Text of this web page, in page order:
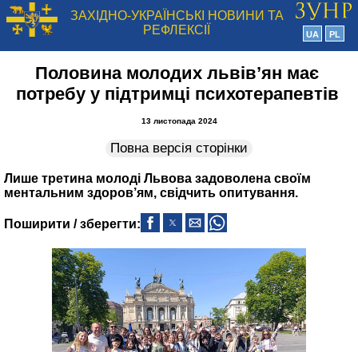
ЗАХІДНО-УКРАЇНСЬКІ НОВИНИ ТА
РЕФЛЕКСІЇ
UA PL
Половина молодих львів’ян має
потребу у підтримці психотерапевтів
13 листопада 2024
Повна версія сторінки
Лише третина молоді Львова задоволена своїм
ментальним здоров’ям, свідчить опитування.
Поширити / зберегти: